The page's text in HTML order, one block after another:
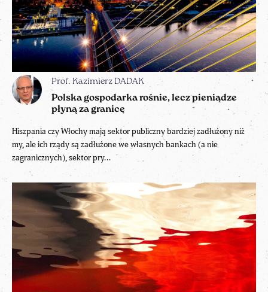
Prof. Kazimierz DADAK
Polska gospodarka rośnie, lecz pieniądze
płyną za granicę
Hiszpania czy Włochy mają sektor publiczny bardziej zadłużony niż
my, ale ich rządy są zadłużone we własnych bankach (a nie
zagranicznych), sektor pry...